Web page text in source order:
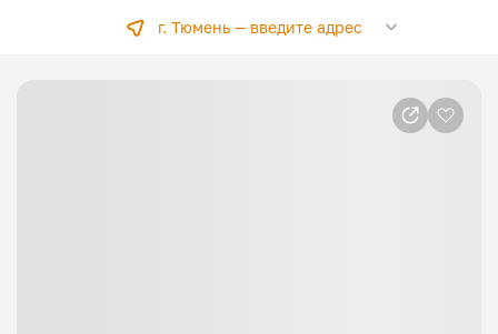
г. Тюмень — введите адрес